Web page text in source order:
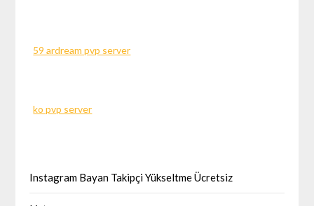
59 ardream pvp server
ko pvp server
Instagram Bayan Takipçi Yükseltme Ücretsiz